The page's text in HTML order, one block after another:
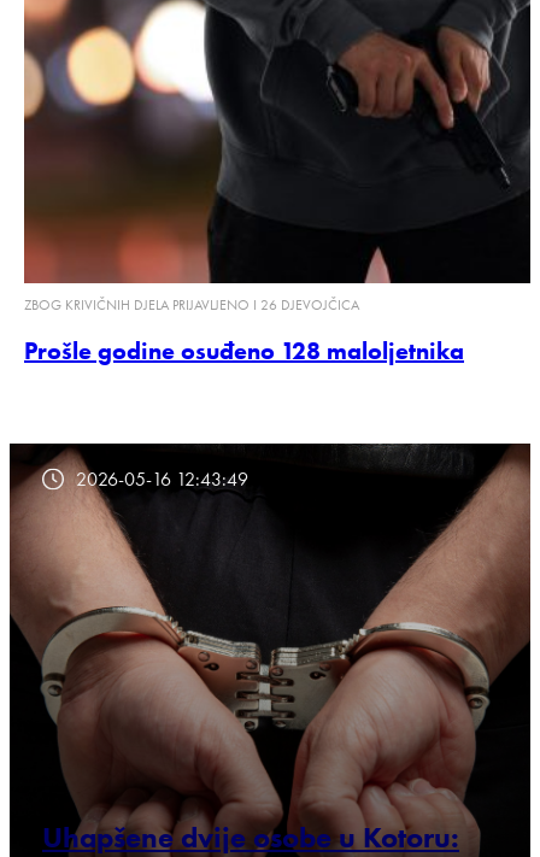
ZBOG KRIVIČNIH DJELA PRIJAVLJENO I 26 DJEVOJČICA
Prošle godine osuđeno 128 maloljetnika
2026-05-16 12:43:49
Uhapšene dvije osobe u Kotoru: